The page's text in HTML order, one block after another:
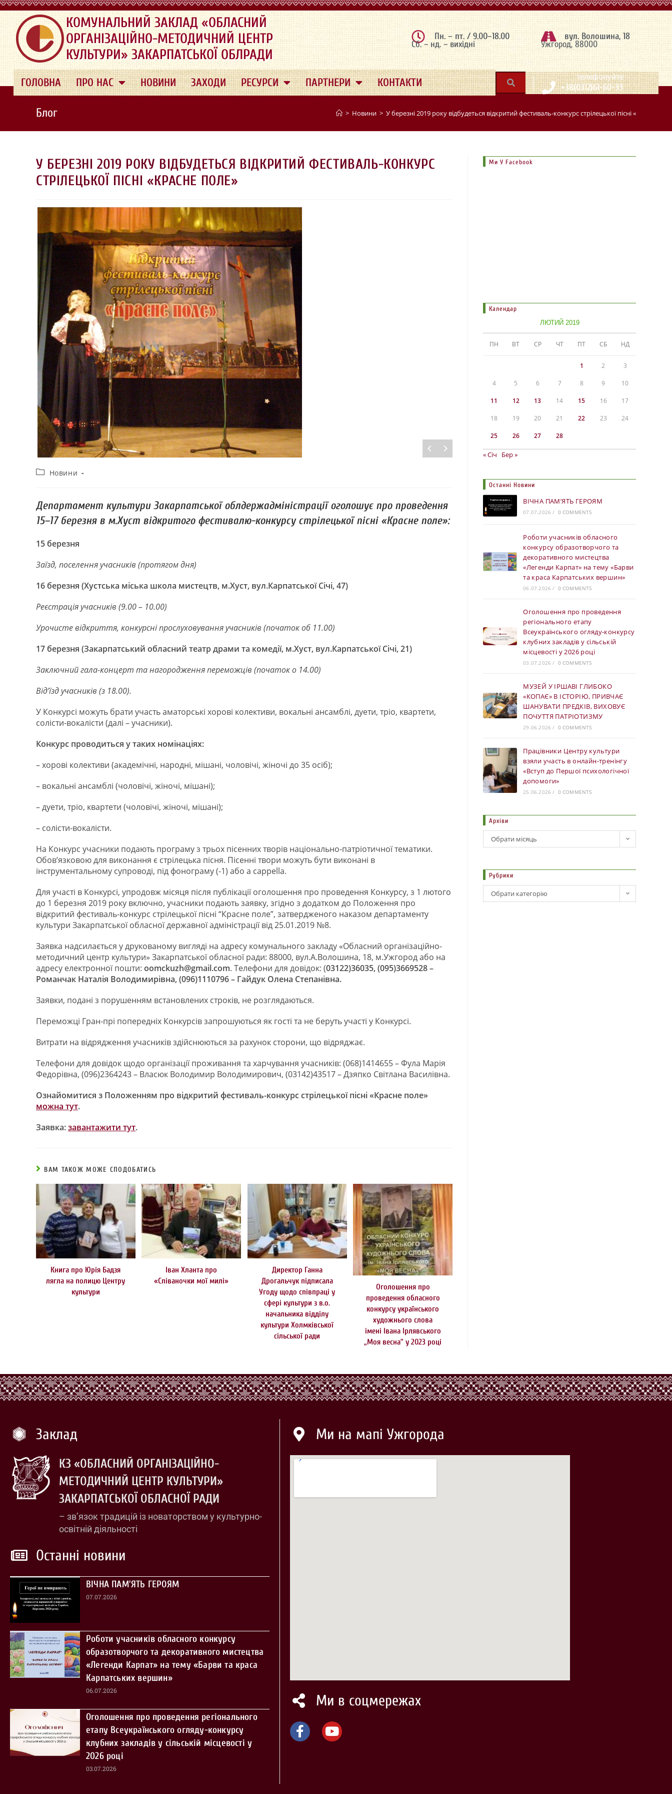
.
КОМУНАЛЬНИЙ ЗАКЛАД «ОБЛАСНИЙ
ОРГАНІЗАЦІЙНО-МЕТОДИЧНИЙ ЦЕНТР
КУЛЬТУРИ» ЗАКАРПАТСЬКОЇ ОБЛРАДИ
Пн. – пт. / 9.00–18.00
Сб. – нд. – вихідні
вул. Волошина, 18
Ужгород, 88000
ГОЛОВНА ПРО НАС НОВИНИ ЗАХОДИ РЕСУРСИ ПАРТНЕРИ КОНТАКТИ | телефонуйте
+38(0312)61-60-33
Блог > Новини > У березні 2019 року відбудеться відкритий фестиваль-конкурс стрілецької пісні «Красне
У БЕРЕЗНІ 2019 РОКУ ВІДБУДЕТЬСЯ ВІДКРИТИЙ ФЕСТИВАЛЬ-КОНКУРС
СТРІЛЕЦЬКОЇ ПІСНІ «КРАСНЕ ПОЛЕ»
Новини
Департамент культури Закарпатської облдержадміністрації оголошує про проведення
15–17 березня в м.Хуст відкритого фестивалю-конкурсу стрілецької пісні «Красне поле»:
15 березня
Заїзд, поселення учасників (протягом дня)
16 березня (Хустська міська школа мистецтв, м.Хуст, вул.Карпатської Січі, 47)
Реєстрація учасників (9.00 – 10.00)
Урочисте відкриття, конкурсні прослуховування учасників (початок об 11.00)
17 березня (Закарпатський обласний театр драми та комедії, м.Хуст, вул.Карпатської Січі, 21)
Заключний гала-концерт та нагородження переможців (початок о 14.00)
Від’їзд учасників (з 18.00).
У Конкурсі можуть брати участь аматорські хорові колективи, вокальні ансамблі, дуети, тріо, квартети,
солісти-вокалісти (далі – учасники).
Конкурс проводиться у таких номінаціях:
– хорові колективи (академічні, народні, мішані, чоловічі, жіночі до 35 осіб);
– вокальні ансамблі (чоловічі, жіночі, мішані);
– дуети, тріо, квартети (чоловічі, жіночі, мішані);
– солісти-вокалісти.
На Конкурс учасники подають програму з трьох пісенних творів національно-патріотичної тематики.
Обов’язковою для виконання є cтрілецька пісня. Пісенні твори можуть бути виконані в
інструментальному супроводі, під фонограму (-1) або а сарpеlla.
Для участі в Конкурсі, упродовж місяця після публікації оголошення про проведення Конкурсу, з 1 лютого
до 1 березня 2019 року включно, учасники подають заявку, згідно з додатком до Положення про
відкритий фестиваль-конкурс стрілецької пісні “Красне поле”, затвердженого наказом департаменту
культури Закарпатської обласної державної адміністрації від 25.01.2019 №8.
Заявка надсилається у друкованому вигляді на адресу комунального закладу «Обласний організаційно-
методичний центр культури» Закарпатської обласної ради: 88000, вул.А.Волошина, 18, м.Ужгород або на
адресу електронної пошти: oomckuzh@gmail.com. Телефони для довідок: (03122)36035, (095)3669528 –
Романчак Наталія Володимирівна, (096)1110796 – Гайдук Олена Степанівна.
Заявки, подані з порушенням встановлених строків, не розглядаються.
Переможці Гран-прі попередніх Конкурсів запрошуються як гості та не беруть участі у Конкурсі.
Витрати на відрядження учасників здійснюються за рахунок сторони, що відряджає.
Телефони для довідок щодо організації проживання та харчування учасників: (068)1414655 – Фула Марія
Федорівна, (096)2364243 – Власюк Володимир Володимирович, (03142)43517 – Дзяпко Світлана Василівна.
Ознайомитися з Положенням про відкритий фестиваль-конкурс стрілецької пісні «Красне поле»
можна тут.
Заявка:завантажити тут.
ВАМ ТАКОЖ МОЖЕ СПОДОБАТИСЬ
Книга про Юрія Бадзя
лягла на полицю Центру
культури
Іван Хланта про
«Співаночки мої милі»
Директор Ганна
Дрогальчук підписала
Угоду щодо співпраці у
сфері культури з в.о.
начальника відділу
культури Холмківської
сільської ради
Оголошення про
проведення обласного
конкурсу українського
художнього слова
імені Івана Ірлявського
„Моя весна” у 2023 році
Ми У Facebook
Календар
ЛЮТИЙ 2019
ПН ВТ СР ЧТ ПТ СБ НД
1 2 3
4 5 6 7 8 9 10
11 12 13 14 15 16 17
18 19 20 21 22 23 24
25 26 27 28
« Січ Бер »
Останні Новини
ВІЧНА ПАМ’ЯТЬ ГЕРОЯМ
07.07.2026 / 0 COMMENTS
Роботи учасників обласного
конкурсу образотворчого та
декоративного мистецтва
«Легенди Карпат» на тему «Барви
та краса Карпатських вершин»
06.07.2026 / 0 COMMENTS
Оголошення про проведення
регіонального етапу
Всеукраїнського огляду-конкурсу
клубних закладів у сільській
місцевості у 2026 році
03.07.2026 / 0 COMMENTS
МУЗЕЙ У ІРШАВІ ГЛИБОКО
«КОПАЄ» В ІСТОРІЮ, ПРИВЧАЄ
ШАНУВАТИ ПРЕДКІВ, ВИХОВУЄ
ПОЧУТТЯ ПАТРІОТИЗМУ
29.06.2026 / 0 COMMENTS
Працівники Центру культури
взяли участь в онлайн-тренінгу
«Вступ до Першої психологічної
допомоги»
25.06.2026 / 0 COMMENTS
Архіви
Обрати місяць
Рубрики
Обрати категорію
Заклад
КЗ «ОБЛАСНИЙ ОРГАНІЗАЦІЙНО-
МЕТОДИЧНИЙ ЦЕНТР КУЛЬТУРИ»
ЗАКАРПАТСЬКОЇ ОБЛАСНОЇ РАДИ
– зв’язок традицій із новаторством у культурно-
освітній діяльності
Останні новини
ВІЧНА ПАМ’ЯТЬ ГЕРОЯМ
07.07.2026
Роботи учасників обласного конкурсу
образотворчого та декоративного мистецтва
«Легенди Карпат» на тему «Барви та краса
Карпатських вершин»
06.07.2026
Оголошення про проведення регіонального
етапу Всеукраїнського огляду-конкурсу
клубних закладів у сільській місцевості у
2026 році
03.07.2026
Ми на мапі Ужгорода
Ми в соцмережах